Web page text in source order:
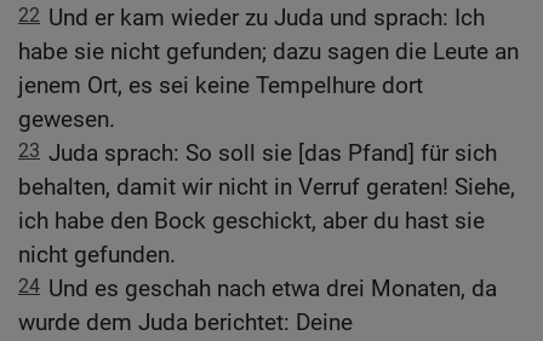
22 Und er kam wieder zu Juda und sprach: Ich
habe sie nicht gefunden; dazu sagen die Leute an
jenem Ort, es sei keine Tempelhure dort
gewesen.
23 Juda sprach: So soll sie [das Pfand] für sich
behalten, damit wir nicht in Verruf geraten! Siehe,
ich habe den Bock geschickt, aber du hast sie
nicht gefunden.
24 Und es geschah nach etwa drei Monaten, da
wurde dem Juda berichtet: Deine